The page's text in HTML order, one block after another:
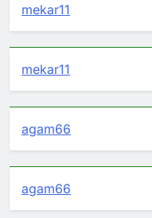
mekar11
mekar11
agam66
agam66